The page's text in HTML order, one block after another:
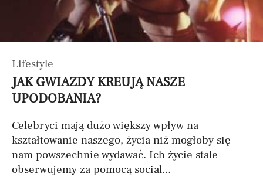
Lifestyle
JAK GWIAZDY KREUJĄ NASZE
UPODOBANIA?
Celebryci mają dużo większy wpływ na
kształtowanie naszego, życia niż mogłoby się
nam powszechnie wydawać. Ich życie stale
obserwujemy za pomocą social...